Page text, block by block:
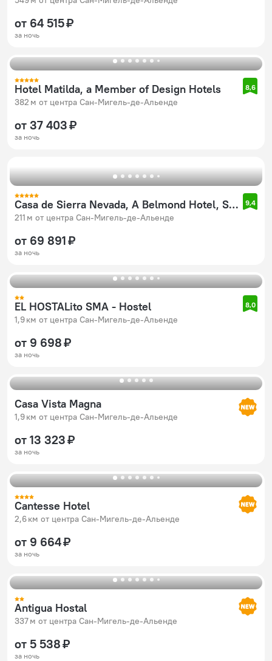
от 64 515 ₽
за ночь
Hotel Matilda, a Member of Design Hotels
382 м от центра Сан-Мигель-де-Альенде
8,6
от 37 403 ₽
за ночь
Casa de Sierra Nevada, A Belmond Hotel, San Miguel de Allende
211 м от центра Сан-Мигель-де-Альенде
9,4
от 69 891 ₽
за ночь
EL HOSTALito SMA - Hostel
1,9 км от центра Сан-Мигель-де-Альенде
8,0
от 9 698 ₽
за ночь
Casa Vista Magna
1,9 км от центра Сан-Мигель-де-Альенде
от 13 323 ₽
за ночь
Cantesse Hotel
2,6 км от центра Сан-Мигель-де-Альенде
от 9 664 ₽
за ночь
Antigua Hostal
337 м от центра Сан-Мигель-де-Альенде
от 5 538 ₽
за ночь